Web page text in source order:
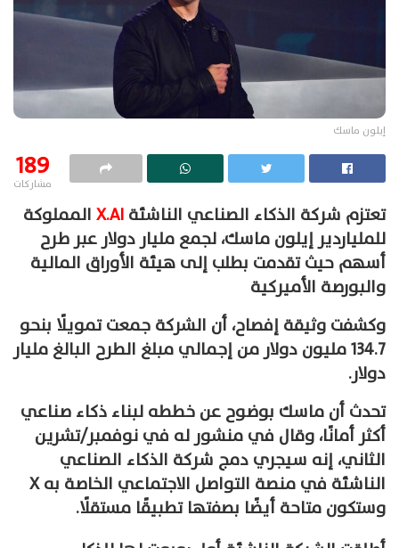
إيلون ماسك
189
مشاركات
تعتزم شركة الذكاء الصناعي الناشئةX.AIالمملوكة
للملياردير إيلون ماسك، لجمع مليار دولار عبر طرح
أسهم حيث تقدمت بطلب إلى هيئة الأوراق المالية
والبورصة الأميركية
وكشفت وثيقة إفصاح، أن الشركة جمعت تمويلًا بنحو
134.7 مليون دولار من إجمالي مبلغ الطرح البالغ مليار
دولار.
تحدث أن ماسك بوضوح عن خططه لبناء ذكاء صناعي
أكثر أمانًا، وقال في منشور له في نوفمبر/تشرين
الثاني، إنه سيجري دمج شركة الذكاء الصناعي
الناشئة في منصة التواصل الاجتماعي الخاصة به X
وستكون متاحة أيضًا بصفتها تطبيقًا مستقلًا.